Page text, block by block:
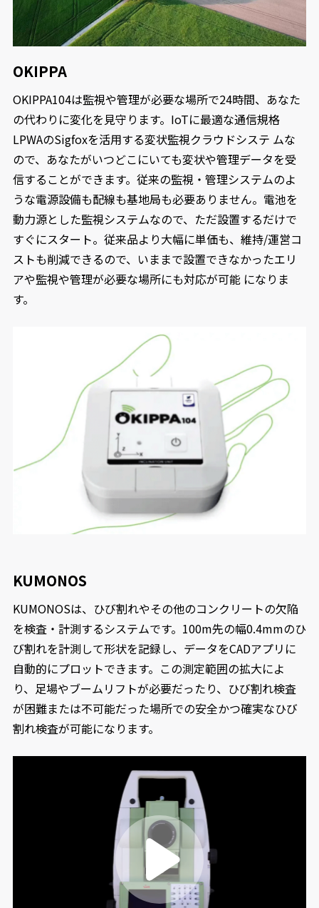
OKIPPA
OKIPPA104は監視や管理が必要な場所で24時間、あなた
の代わりに変化を見守ります。IoTに最適な通信規格
LPWAのSigfoxを活用する変状監視クラウドシステ ムな
ので、あなたがいつどこにいても変状や管理データを受
信することができます。従来の監視・管理システムのよ
うな電源設備も配線も基地局も必要ありません。電池を
動力源とした監視システムなので、ただ設置するだけで
すぐにスタート。従来品より大幅に単価も、維持/運営コ
ストも削減できるので、いままで設置できなかったエリ
アや監視や管理が必要な場所にも対応が可能 になりま
す。
KUMONOS
KUMONOSは、ひび割れやその他のコンクリートの欠陥
を検査・計測するシステムです。100m先の幅0.4mmのひ
び割れを計測して形状を記録し、データをCADアプリに
自動的にプロットできます。この測定範囲の拡大によ
り、足場やブームリフトが必要だったり、ひび割れ検査
が困難または不可能だった場所での安全かつ確実なひび
割れ検査が可能になります。